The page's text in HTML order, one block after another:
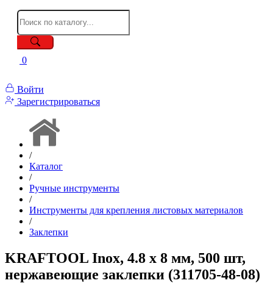
0
Войти
Зарегистрироваться
/
Каталог
/
Ручные инструменты
/
Инструменты для крепления листовых материалов
/
Заклепки
KRAFTOOL Inox, 4.8 x 8 мм, 500 шт,
нержавеющие заклепки (311705-48-08)